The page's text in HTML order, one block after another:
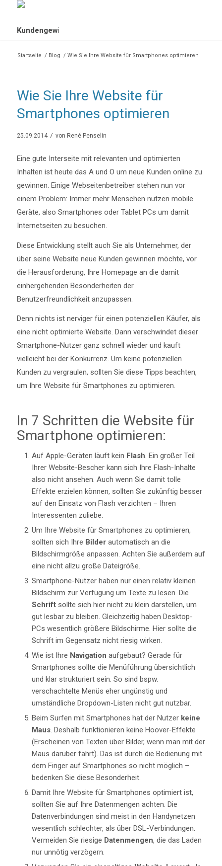
Startseite / Blog / Wie Sie Ihre Website für Smartphones optimieren
Wie Sie Ihre Website für
Smartphones optimieren
25.09.2014 / von René Penselin
Eine gute Interseite mit relevanten und optimierten
Inhalten ist heute das A und O um neue Kunden online zu
gewinnen. Einige Webseitenbetreiber stehen nun vor
einem Problem: Immer mehr Menschen nutzen mobile
Geräte, also Smartphones oder Tablet PCs um damit
Internetseiten zu besuchen.
Diese Entwicklung stellt auch Sie als Unternehmer, der
über seine Website neue Kunden gewinnen möchte, vor
die Herausforderung, Ihre Homepage an die damit
einhergehenden Besonderheiten der
Benutzerfreundlichkeit anzupassen.
Denn nichts ist nerviger für einen potenziellen Käufer, als
eine nicht optimierte Website. Dann verschwindet dieser
Smartphone-Nutzer ganz schnell wieder und kauft
vielleicht bei der Konkurrenz. Um keine potenziellen
Kunden zu vergraulen, sollten Sie diese Tipps beachten,
um Ihre Website für Smartphones zu optimieren.
In 7 Schritten die Website für
Smartphone optimieren:
Auf Apple-Geräten läuft kein Flash. Ein großer Teil
Ihrer Website-Bescher kann sich Ihre Flash-Inhalte
also nicht ansehen. Auch wenn Sie damit tolle
Effekte erzielen können, sollten Sie zukünftig besser
auf den Einsatz von Flash verzichten – Ihren
Interessenten zuliebe.
Um Ihre Website für Smartphones zu optimieren,
sollten sich Ihre Bilderautomatisch an die
Bildschirmgröße anpassen. Achten Sie außerdem auf
eine nicht allzu große Dateigröße.
Smartphone-Nutzer haben nur einen relativ kleinen
Bildschirm zur Verfügung um Texte zu lesen. Die
Schrift sollte sich hier nicht zu klein darstellen, um
gut lesbar zu bleiben. Gleichzeitig haben Desktop-
PCs wesentlich größere Bildschirme. Hier sollte die
Schrift im Gegensatz nicht riesig wirken.
Wie ist Ihre Navigation aufgebaut? Gerade für
Smartphones sollte die Menüführung übersichtlich
und klar strukturiert sein. So sind bspw.
verschachtelte Menüs eher ungünstig und
umständliche Dropdown-Listen nicht gut nutzbar.
Beim Surfen mit Smartphones hat der Nutzer keine
Maus. Deshalb funktionieren keine Hoover-Effekte
(Erscheinen von Texten über Bilder, wenn man mit der
Maus darüber fährt). Das ist durch die Bedienung mit
dem Finger auf Smartphones so nicht möglich –
bedenken Sie diese Besonderheit.
Damit Ihre Website für Smartphones optimiert ist,
sollten Sie auf Ihre Datenmengen achten. Die
Datenverbindungen sind meist in den Handynetzen
wesentlich schlechter, als über DSL-Verbindungen.
Vermeiden Sie riesige Datenmengen, die das Laden
nur unnötig verzögern.